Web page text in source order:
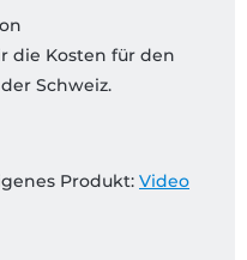
die Kosten für den
Schweiz.
Produkt: Video